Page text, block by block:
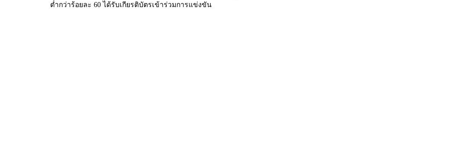
ต่ำกว่าร้อยละ 60 ได้รับเกียรติบัตรเข้าร่วมการแข่งขัน